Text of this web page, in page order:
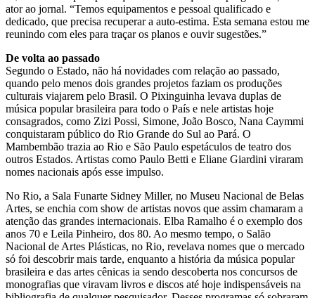
ator ao jornal. “Temos equipamentos e pessoal qualificado e
dedicado, que precisa recuperar a auto-estima. Esta semana estou me
reunindo com eles para traçar os planos e ouvir sugestões.”
De volta ao passado
Segundo o Estado, não há novidades com relação ao passado,
quando pelo menos dois grandes projetos faziam os produções
culturais viajarem pelo Brasil. O Pixinguinha levava duplas de
música popular brasileira para todo o País e nele artistas hoje
consagrados, como Zizi Possi, Simone, João Bosco, Nana Caymmi
conquistaram público do Rio Grande do Sul ao Pará. O
Mambembão trazia ao Rio e São Paulo espetáculos de teatro dos
outros Estados. Artistas como Paulo Betti e Eliane Giardini viraram
nomes nacionais após esse impulso.
No Rio, a Sala Funarte Sidney Miller, no Museu Nacional de Belas
Artes, se enchia com show de artistas novos que assim chamaram a
atenção das grandes internacionais. Elba Ramalho é o exemplo dos
anos 70 e Leila Pinheiro, dos 80. Ao mesmo tempo, o Salão
Nacional de Artes Plásticas, no Rio, revelava nomes que o mercado
só foi descobrir mais tarde, enquanto a história da música popular
brasileira e das artes cênicas ia sendo descoberta nos concursos de
monografias que viravam livros e discos até hoje indispensáveis na